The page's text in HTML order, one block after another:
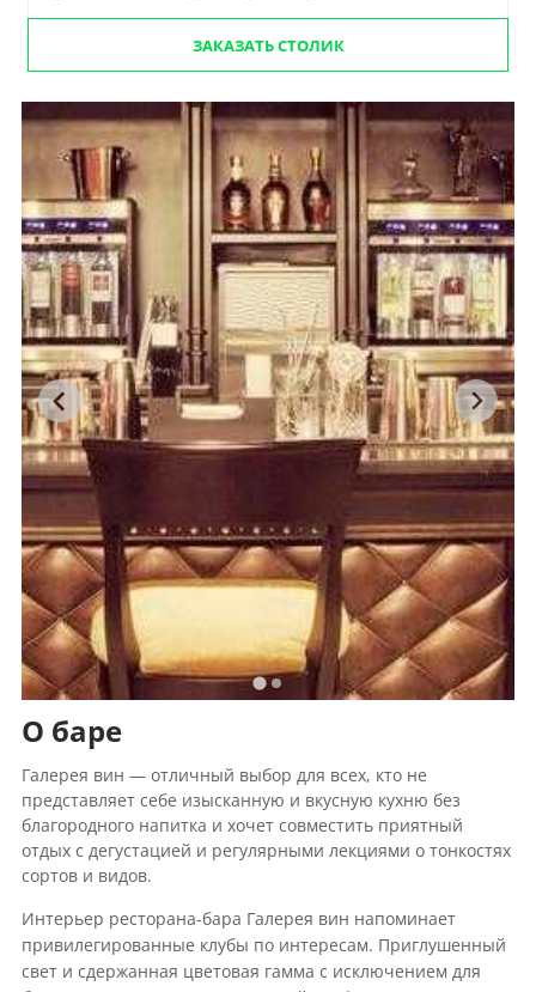
ЗАКАЗАТЬ СТОЛИК
О баре
Галерея вин — отличный выбор для всех, кто не
представляет себе изысканную и вкусную кухню без
благородного напитка и хочет совместить приятный
отдых с дегустацией и регулярными лекциями о тонкостях
сортов и видов.
Интерьер ресторана-бара Галерея вин напоминает
привилегированные клубы по интересам. Приглушенный
свет и сдержанная цветовая гамма с исключением для